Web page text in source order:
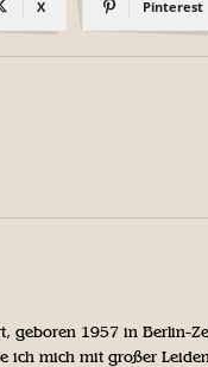
X Pinterest
geboren 1957 in Berlin-
ich mich mit großer